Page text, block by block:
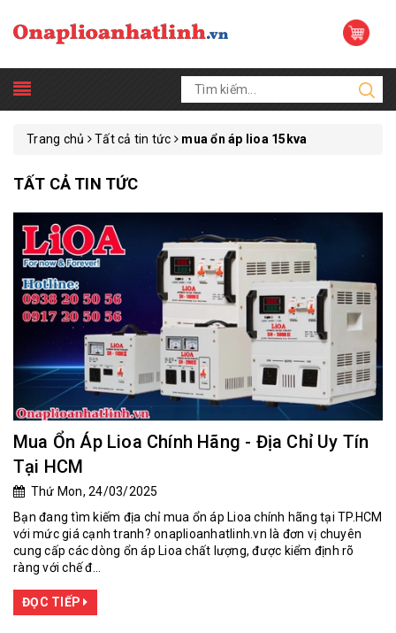
Trang chủ Tất cả tin tức mua ổn áp lioa 15kva
TẤT CẢ TIN TỨC
Mua Ổn Áp Lioa Chính Hãng - Địa Chỉ Uy Tín
Tại HCM
Thứ Mon, 24/03/2025
Bạn đang tìm kiếm địa chỉ mua ổn áp Lioa chính hãng tại TP.HCM
với mức giá cạnh tranh? onaplioanhatlinh.vn là đơn vị chuyên
cung cấp các dòng ổn áp Lioa chất lượng, được kiểm định rõ
ràng với chế đ...
ĐỌC TIẾP